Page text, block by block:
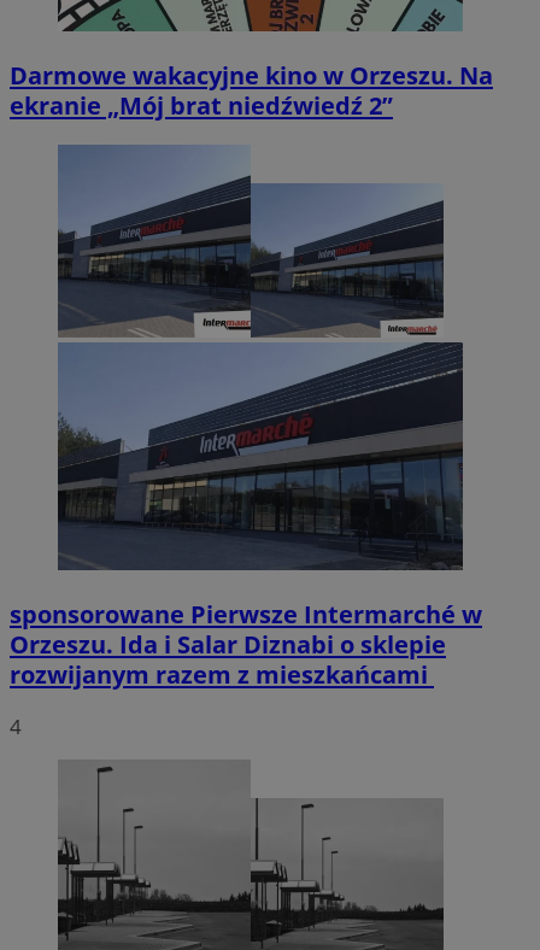
Darmowe wakacyjne kino w Orzeszu. Na
ekranie „Mój brat niedźwiedź 2”
sponsorowane Pierwsze Intermarché w
Orzeszu. Ida i Salar Diznabi o sklepie
rozwijanym razem z mieszkańcami
4